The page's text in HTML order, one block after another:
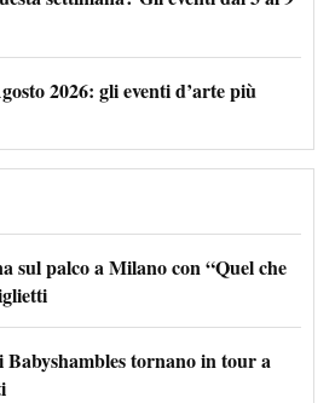
2026: gli eventi d’arte più
sul palco a Milano con “Quel che
Babyshambles tornano in tour a